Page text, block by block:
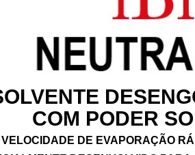
COM PODER
VELOCIDADE DE EVAPORAÇÃO